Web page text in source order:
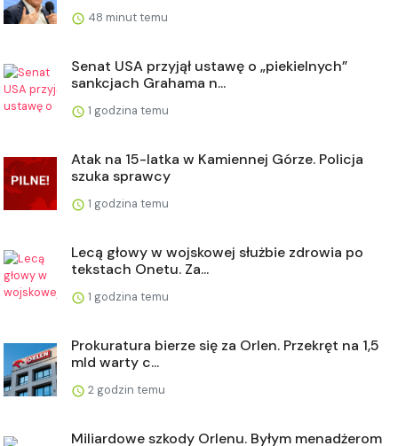
48 minut temu
Senat USA przyjął ustawę o „piekielnych”
sankcjach Grahama n...
1 godzina temu
Atak na 15-latka w Kamiennej Górze. Policja
szuka sprawcy
1 godzina temu
Lecą głowy w wojskowej służbie zdrowia po
tekstach Onetu. Za...
1 godzina temu
Prokuratura bierze się za Orlen. Przekręt na 1,5
mld warty c...
2 godzin temu
Miliardowe szkody Orlenu. Byłym menadżerom